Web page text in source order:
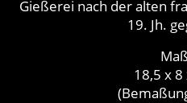
Gießerei nach der alten
19. Jh.
18,5 x 8